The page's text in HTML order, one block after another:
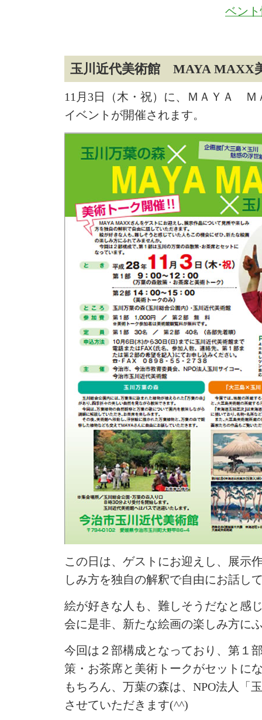
ベン
玉川近代美術館 MAYA MAXX
11月3日（木・祝）に、ＭＡＹＡ Ｍ
イベントが開催されます。
この日は、ゲストにお迎えし、展示
しみ方を独自の解釈で自由にお話し
絵が好きな人も、難しそうだなと感
会に是非、新たな絵画の楽しみ方に
今回は２部構成となっており、第１
策・お茶席と美術トークがセットに
もちろん、万葉の森は、NPO法人「
させていただきます(^^)